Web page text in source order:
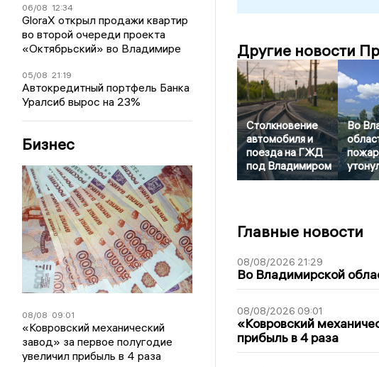
06/08 12:34
GloraX открыл продажи квартир
во второй очереди проекта
«Октябрьский» во Владимире
05/08 21:19
Автокредитный портфель Банка
Уралсиб вырос на 23%
Бизнес
08/08 09:01
«Ковровский механический
завод» за первое полугодие
увеличил прибыль в 4 раза
Другие новости
Столкновение
автомобиля и
поезда на ГЖД
под Владимиром
Во
Главные новости
08/08/2026 21:29
Во Владимирской
08/08/2026 09:01
«Ковровский
прибыль в 4 раза